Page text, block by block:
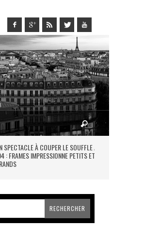
SPECTACLE À COUPER LE SOUFFLE AU
: FRAMES IMPRESSIONNE PETITS ET